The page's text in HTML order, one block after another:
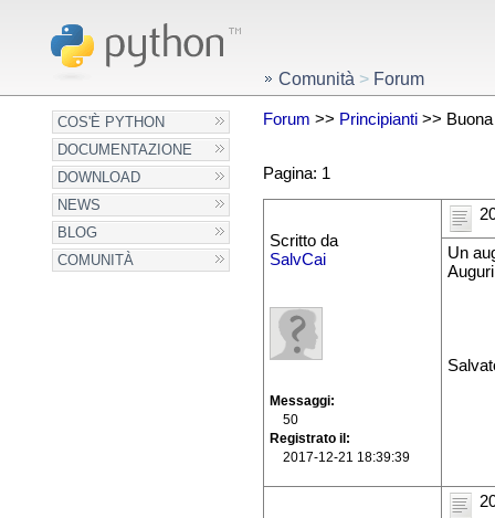
COS'È PYTHON
DOCUMENTAZIONE
DOWNLOAD
NEWS
BLOG
COMUNITÀ
Comunità > Forum
Forum >> Principianti>> Buona
Pagina: 1
Scritto da
SalvCai
Messaggi
50
Registrato il
2017-12-21 18:39:39
Un